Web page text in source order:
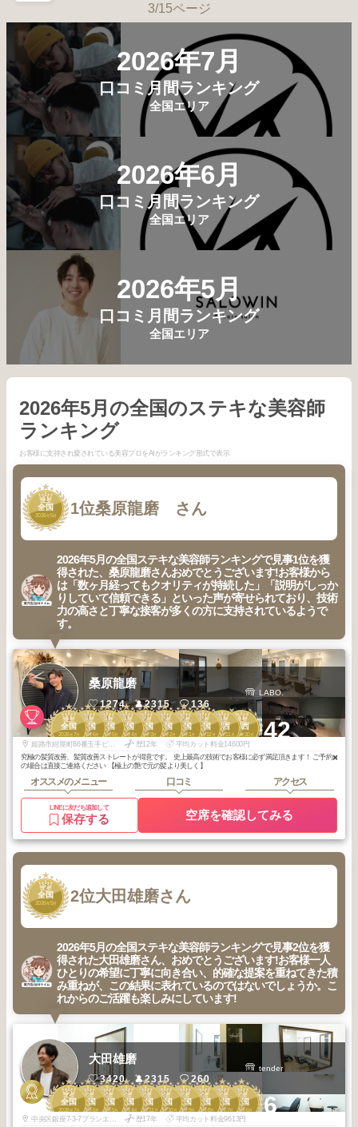
3/15ページ
2026年7月
口コミ月間ランキング
全国エリア
2026年6月
口コミ月間ランキング
全国エリア
2026年5月
口コミ月間ランキング
全国エリア
2026年5月の全国のステキな美容師
ランキング
お客様に支持され愛されている美容プロをAIがランキング形式で表示
1
全国
2026年 5月 1位桑原龍磨 さん
2026年5月の全国ステキな美容師ランキングで見事1位を獲
得された、桑原龍磨さんおめでとうございます!お客様から
は「数ヶ月経ってもクオリティが持続した」「説明がしっか
りしていて信頼できる」といった声が寄せられており、技術
力の高さと丁寧な接客が多くの方に支持されているようで
す。
1
全国
2026年 7月
1
全国
2026年 6月
1
全国
2026年 5月
1
全国
2026年 4月
2
全国
2026年 3月
2
全国
2026年 2月
2
全国
2026年 1月
2
全国
2025年12月
1
関西
2025年11
1
関西
2025年 10月+42
桑原龍磨
1274 2315 136
LABO.
姫路市紺屋町86番玉手ビル1階 歴12年
平均カット料金14600円
究極の髪質改善、髪質改善ストレートが得意です。 史上最高の技術でお客様に必ず満足頂きます！ ご予約✖️
の場合は直接ご連絡ください 【極上の艶で元の髪より美しく】
オススメのメニュー 口コミ アクセス
LINEに友だち追加して
保存する 空席を確認してみる
2
全国
2026年 5月 2位大田雄磨さん
2026年5月の全国ステキな美容師ランキングで見事2位を獲
得された大田雄磨さん、おめでとうございます!お客様一人
ひとりの希望に丁寧に向き合い、的確な提案を重ねてきた積
み重ねが、この結果に表れているのではないでしょうか。こ
れからのご活躍も楽しみにしています!
2
全国
2026年 7月
2
全国
2026年 6月
2
全国
2026年 5月
2
全国
2026年 4月
2
全国
2025年11 月
2
全国
2025年10月
2
全国
2025年 9月
2
全国
2025年 8月
2
全国
2025年 7月
2
全国
2025年 6月+6
大田雄磨
3420 2315 260
tender
中央区銀座7-3-7ブランエスパ銀座11階 H区画 歴17年
平均カット料金9613円